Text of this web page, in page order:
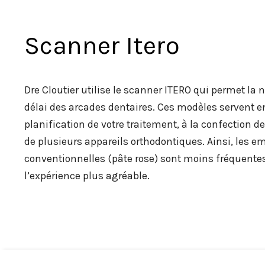
Scanner Itero
Dre Cloutier utilise le scanner ITERO qui permet la
délai des arcades dentaires. Ces modèles servent
planification de votre traitement, à la confection
de plusieurs appareils orthodontiques. Ainsi, les
conventionnelles (pâte rose) sont moins
l’expérience plus agréable.